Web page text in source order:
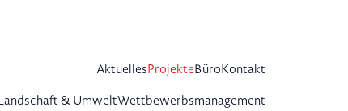
AktuellesProjekte
& UmweltWettbewerbsmanagement
BüroKontakt